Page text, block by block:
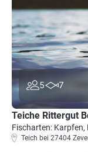
5 7
Teiche Rittergut
Fischarten: Karpfen,
Teich bei 27404